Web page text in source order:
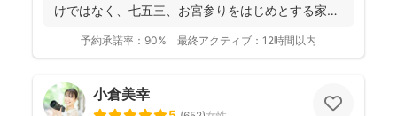
けではなく、七五三、お宮参りをはじめとする家族
予約承諾率： 90% 最終アクティブ： 12時間以内
小倉美幸